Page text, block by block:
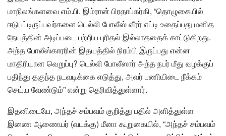
மாநிலங்களவை எம்.பி. இம்ரான் பிரதாப்கர்கி, “தொழுகையில்
ஈடுபட்டிருப்பவர்களை டெல்லி போலீஸ் வீரர் எட்டி உதைப்பது மனித
நேயத்தின் அடிப்படை பற்றிய புரிதல் இல்லாததைக் காட்டுகிறது.
அந்த போலீஸ்காரரின் இதயத்தில் நிரம்பி இருப்பது என்ன
மாதிரியான வெறுப்பு? டெல்லி போலீஸார் அந்த நபர் மீது வழக்குப்
பதிந்து தகுந்த நடவடிக்கை எடுத்து, அவர் பணியிடை நீக்கம்
செய்ய வேண்டும்” என்று தெரிவித்துள்ளார்.
இதனிடையே, அந்தச் சம்பவம் குறித்து பதில் அளித்துள்ள
இணை ஆணையர் (வடக்கு) மீனா கூறுகையில், “அந்தச் சம்பவம்